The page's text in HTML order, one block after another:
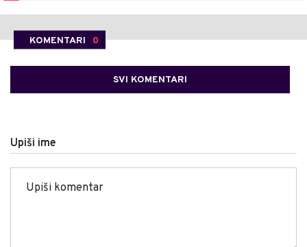
KOMENTARI 0
SVI KOMENTARI
Upiši ime